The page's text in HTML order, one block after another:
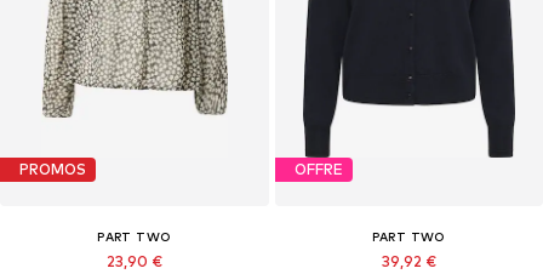
PROMOS
PART TWO
23,90 €
OFFRE
PART TWO
39,92 €